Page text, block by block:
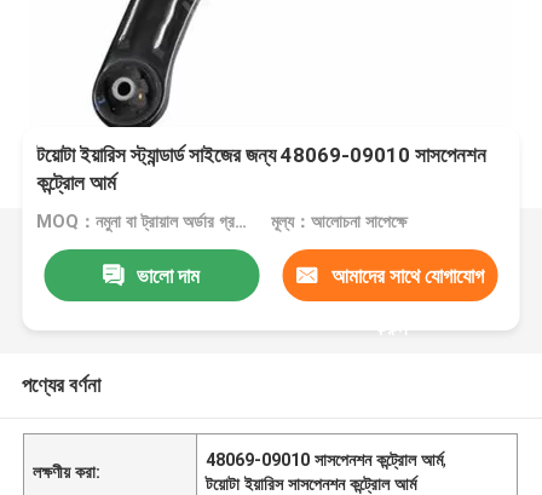
টয়োটা ইয়ারিস স্ট্যান্ডার্ড সাইজের জন্য 48069-09010 সাসপেনশন
কন্ট্রোল আর্ম
MOQ：নমুনা বা ট্রায়াল অর্ডার গ্রহণ করা হয় মূল্য：আলোচনা সাপেক্ষে
ভালো দাম আমাদের সাথে যোগাযোগ
করুন
পণ্যের বর্ণনা
লক্ষণীয় করা:
48069-09010 সাসপেনশন কন্ট্রোল আর্ম,
টয়োটা ইয়ারিস সাসপেনশন কন্ট্রোল আর্ম